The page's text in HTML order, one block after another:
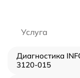
Услуга
Диагностика
3120-015